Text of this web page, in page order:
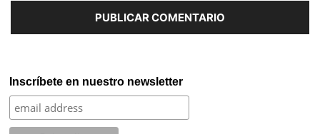
Inscríbete en nuestro newsletter